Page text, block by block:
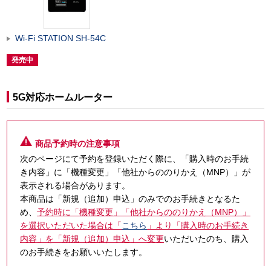
Wi-Fi STATION SH-54C
発売中
5G対応ホームルーター
商品予約時の注意事項
次のページにて予約を登録いただく際に、「購入時のお手続
き内容」に「機種変更」「他社からののりかえ（MNP）」が
表示される場合があります。
本商品は「新規（追加）申込」のみでのお手続きとなるた
め、 予約時に「機種変更」「他社からののりかえ（MNP）」
を選択いただいた場合は「 こちら 」より「購入時のお手続き
内容」を「新規（追加）申込」へ変更いただいたのち、購入
のお手続きをお願いいたします。